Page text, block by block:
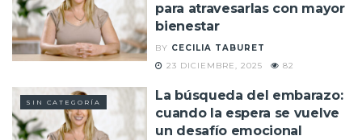
para atravesarlas con mayor
bienestar
BY CECILIA TABURET
23 DICIEMBRE, 2025
82
SIN CATEGORÍA
La búsqueda del embarazo:
cuando la espera se vuelve
un desafío emocional